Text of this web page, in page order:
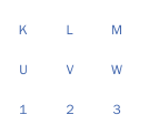
Ｋ Ｌ Ｍ
Ｕ Ｖ Ｗ
１ ２ ３